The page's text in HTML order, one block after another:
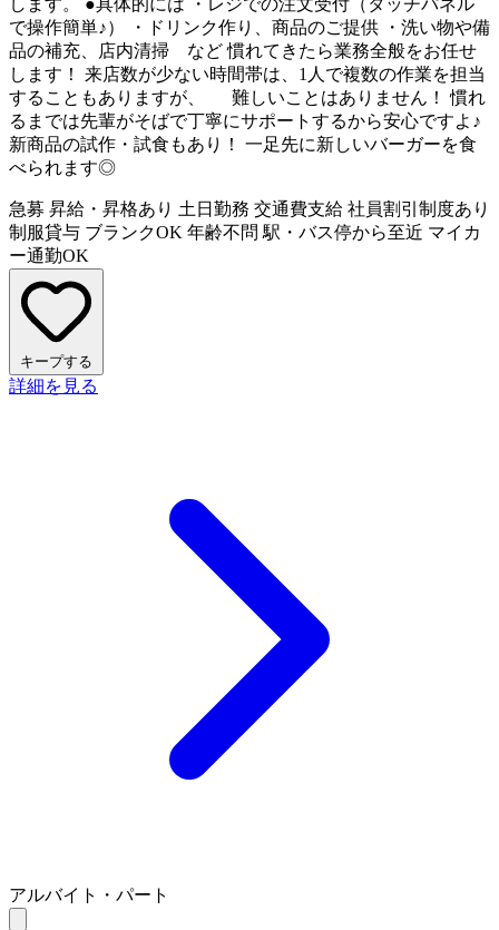
で操作簡単♪） ・ドリンク作り、商品のご提供 ・洗い物や備
品の補充、店内清掃 など 慣れてきたら業務全般をお任せ
します！ 来店数が少ない時間帯は、1人で複数の作業を担当
することもありますが、 難しいことはありません！ 慣れ
るまでは先輩がそばで丁寧にサポートするから安心ですよ♪
新商品の試作・試食もあり！ 一足先に新しいバーガーを食
べられます◎
急募 昇給・昇格あり 土日勤務 交通費支給 社員割引制度あり
制服貸与 ブランクOK 年齢不問 駅・バス停から至近 マイカ
ー通勤OK
キープする
詳細を見る
アルバイト・パート